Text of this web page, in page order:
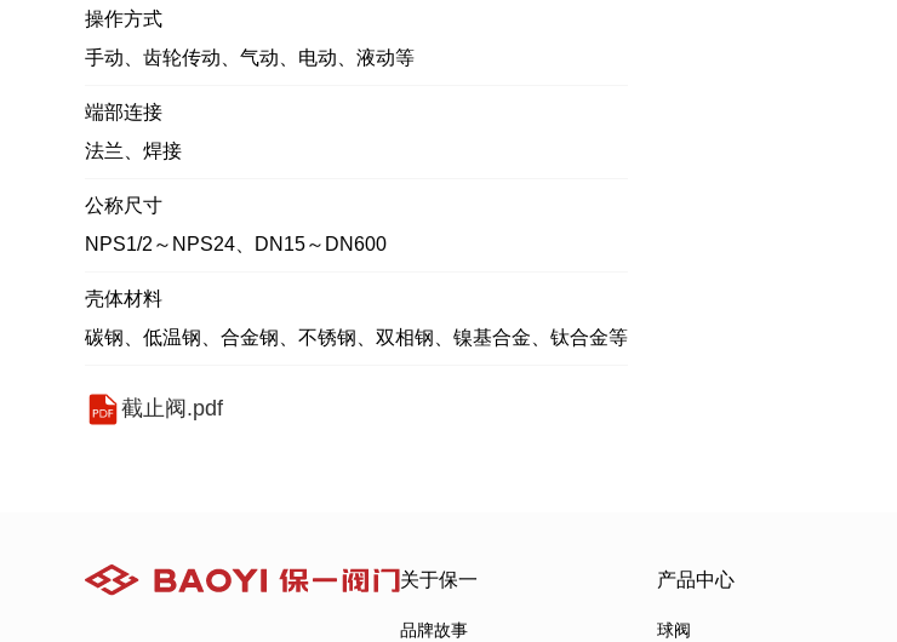
操作方式
手动、齿轮传动、气动、电动、液动等
端部连接
法兰、焊接
公称尺寸
NPS1/2～NPS24、DN15～DN600
壳体材料
碳钢、低温钢、合金钢、不锈钢、双相钢、镍基合金、钛合金等
截止阀.pdf
关于保一
品牌故事
产品中心
球阀